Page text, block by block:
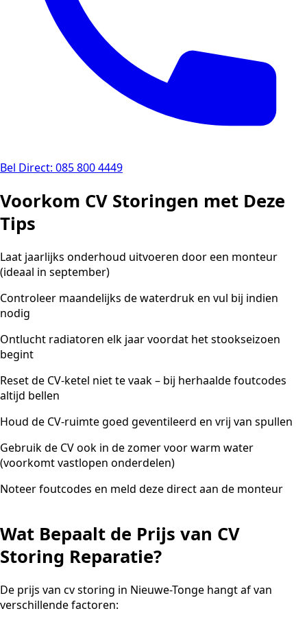
Bel Direct: 085 800 4449
Voorkom CV Storingen met Deze
Tips
Laat jaarlijks onderhoud uitvoeren door een monteur
(ideaal in september)
Controleer maandelijks de waterdruk en vul bij indien
nodig
Ontlucht radiatoren elk jaar voordat het stookseizoen
begint
Reset de CV-ketel niet te vaak – bij herhaalde foutcodes
altijd bellen
Houd de CV-ruimte goed geventileerd en vrij van spullen
Gebruik de CV ook in de zomer voor warm water
(voorkomt vastlopen onderdelen)
Noteer foutcodes en meld deze direct aan de monteur
Wat Bepaalt de Prijs van CV
Storing Reparatie?
De prijs van cv storing in Nieuwe-Tonge hangt af van
verschillende factoren: